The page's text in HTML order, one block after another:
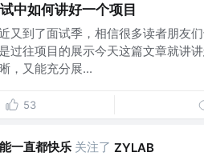
中如何讲好一个项目
又到了面试季，相信很多读者朋友
过往项目的展示今天这篇文章就讲
，又能充分展...
53
一直都快乐 关注了 ZYLAB